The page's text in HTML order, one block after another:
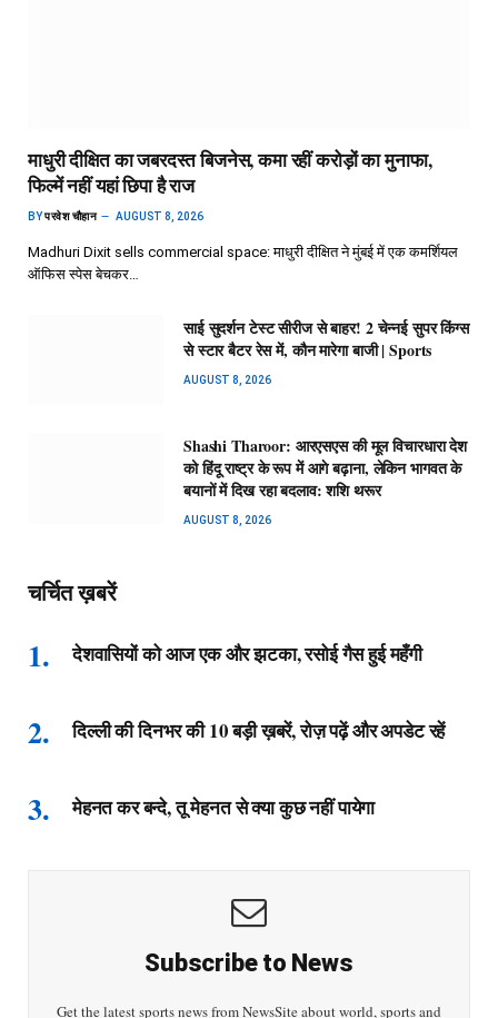
माधुरी दीक्षित का जबरदस्त बिजनेस, कमा रहीं करोड़ों का मुनाफा,
फिल्में नहीं यहां छिपा है राज
BYपरवेश चौहान AUGUST 8, 2026
Madhuri Dixit sells commercial space: माधुरी दीक्षित ने मुंबई में एक कमर्शियल
ऑफिस स्पेस बेचकर…
साई सुदर्शन टेस्ट सीरीज से बाहर! 2 चेन्नई सुपर किंग्स
से स्टार बैटर रेस में, कौन मारेगा बाजी | Sports
AUGUST 8, 2026
Shashi Tharoor: आरएसएस की मूल विचारधारा देश
को हिंदू राष्ट्र के रूप में आगे बढ़ाना, लेकिन भागवत के
बयानों में दिख रहा बदलाव: शशि थरूर
AUGUST 8, 2026
चर्चित ख़बरें
देशवासियों को आज एक और झटका, रसोई गैस हुई महँगी
दिल्ली की दिनभर की 10 बड़ी ख़बरें, रोज़ पढ़ें और अपडेट रहें
मेहनत कर बन्दे, तू मेहनत से क्या कुछ नहीं पायेगा
Subscribe to News
Get the latest sports news from NewsSite about world, sports and